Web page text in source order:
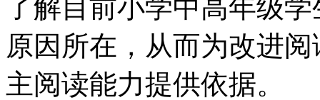
了解目前小学中高年级
原因所在，从而为改进
主阅读能力提供依据。